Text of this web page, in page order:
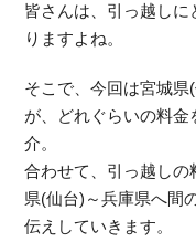
皆さんは、引っ越し
りますよね。
そこで、今回は宮城県
が、どれぐらいの料
介。
合わせて、引っ越し
県(仙台)～兵庫県へ間
伝えしていきます。